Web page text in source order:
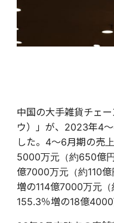
中国の大手雑貨チェ
ウ）」が、2023年4
した。4～6月期の売
5000万元（約650億
億7000万元（約110
増の114億7000万元
155.3％増の18億